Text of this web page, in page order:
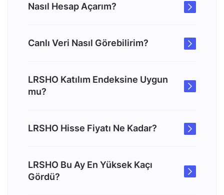
Nasıl Hesap Açarım?
Canlı Veri Nasıl Görebilirim?
LRSHO Katılım Endeksine Uygun
mu?
LRSHO Hisse Fiyatı Ne Kadar?
LRSHO Bu Ay En Yüksek Kaçı
Gördü?